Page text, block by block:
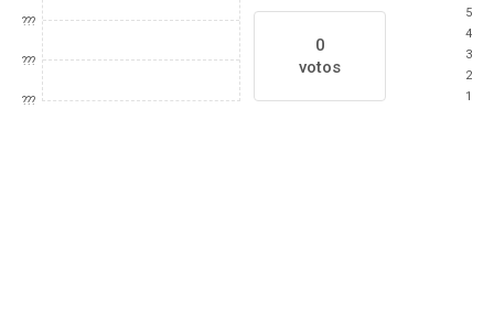
???
???
???
0
votos
5
4
3
2
1